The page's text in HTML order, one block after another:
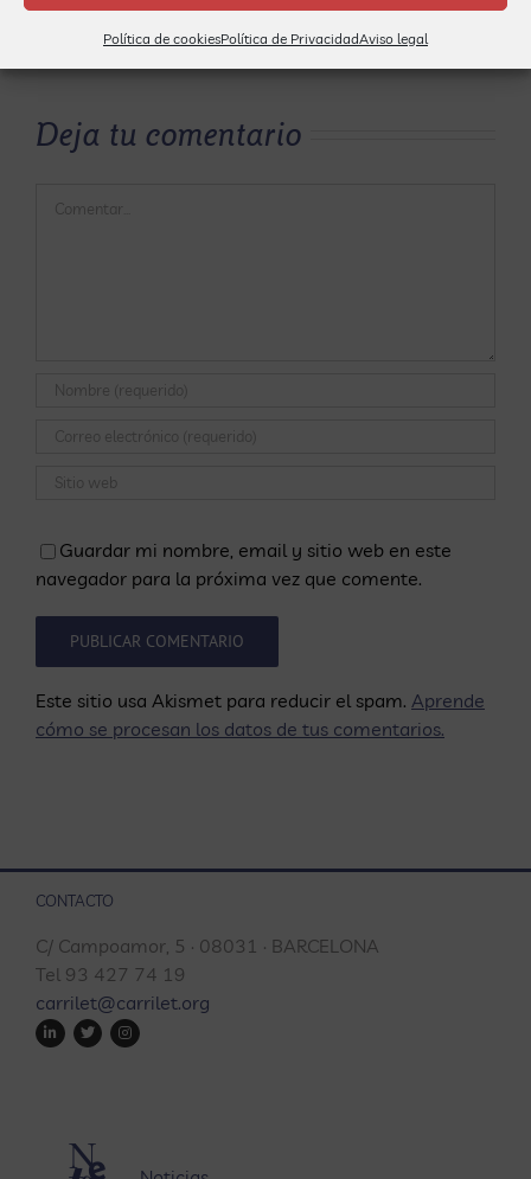
Política de cookiesPolítica de PrivacidadAviso legal
Tratamientos | Sin comentarios
Deja tu comentario
Guardar mi nombre, email y sitio web en este
navegador para la próxima vez que comente.
Este sitio usa Akismet para reducir el spam. Aprende
cómo se procesan los datos de tus comentarios.
CONTACTO
C/ Campoamor, 5 · 08031 · BARCELONA
Tel 93 427 74 19
carrilet@carrilet.org